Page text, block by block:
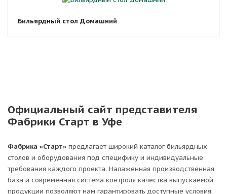
Бильярдный стол Домашний
Официальный сайт представителя
Фабрики Старт в Уфе
Фабрика «Старт» предлагает широкий каталог бильярдных
столов и оборудования под специфику и индивидуальные
требования каждого проекта. Налаженная производственная
база и современная система контроля качества выпускаемой
продукции позволяют нам гарантировать доступные условия